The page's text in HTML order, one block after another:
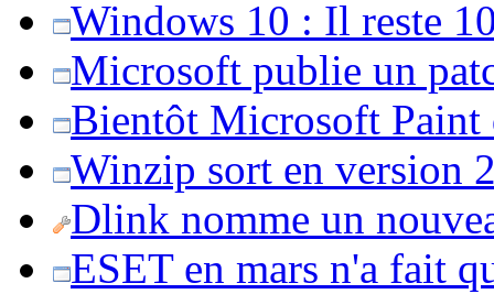
Windows 10 : Il reste
Microsoft publie un
Bientôt Microsoft Paint
Winzip sort en version
Dlink nomme un
ESET en mars n'a fait